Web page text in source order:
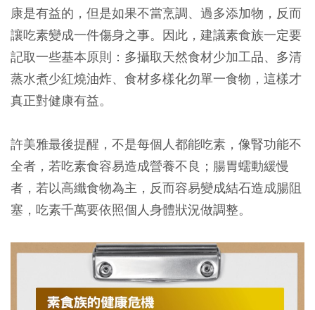
康是有益的，但是如果不當烹調、過多添加物，反而
讓吃素變成一件傷身之事。因此，建議素食族一定要
記取一些基本原則：多攝取天然食材少加工品、多清
蒸水煮少紅燒油炸、食材多樣化勿單一食物，這樣才
真正對健康有益。
許美雅最後提醒，不是每個人都能吃素，像腎功能不
全者，若吃素食容易造成營養不良；腸胃蠕動緩慢
者，若以高纖食物為主，反而容易變成結石造成腸阻
塞，吃素千萬要依照個人身體狀況做調整。